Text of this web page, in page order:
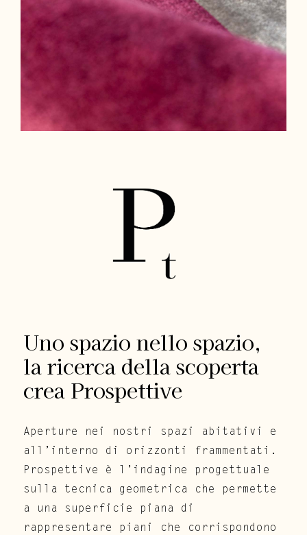
Cura e Manutenzione
Customer Service
Downloads
Area Riservata
Uno spazio nello spazio,
la ricerca della scoperta
crea Prospettive
Aperture nei nostri spazi abitativi e
all’interno di orizzonti frammentati.
Prospettive è l’indagine progettuale
sulla tecnica geometrica che permette
a una superficie piana di
rappresentare piani che corrispondono